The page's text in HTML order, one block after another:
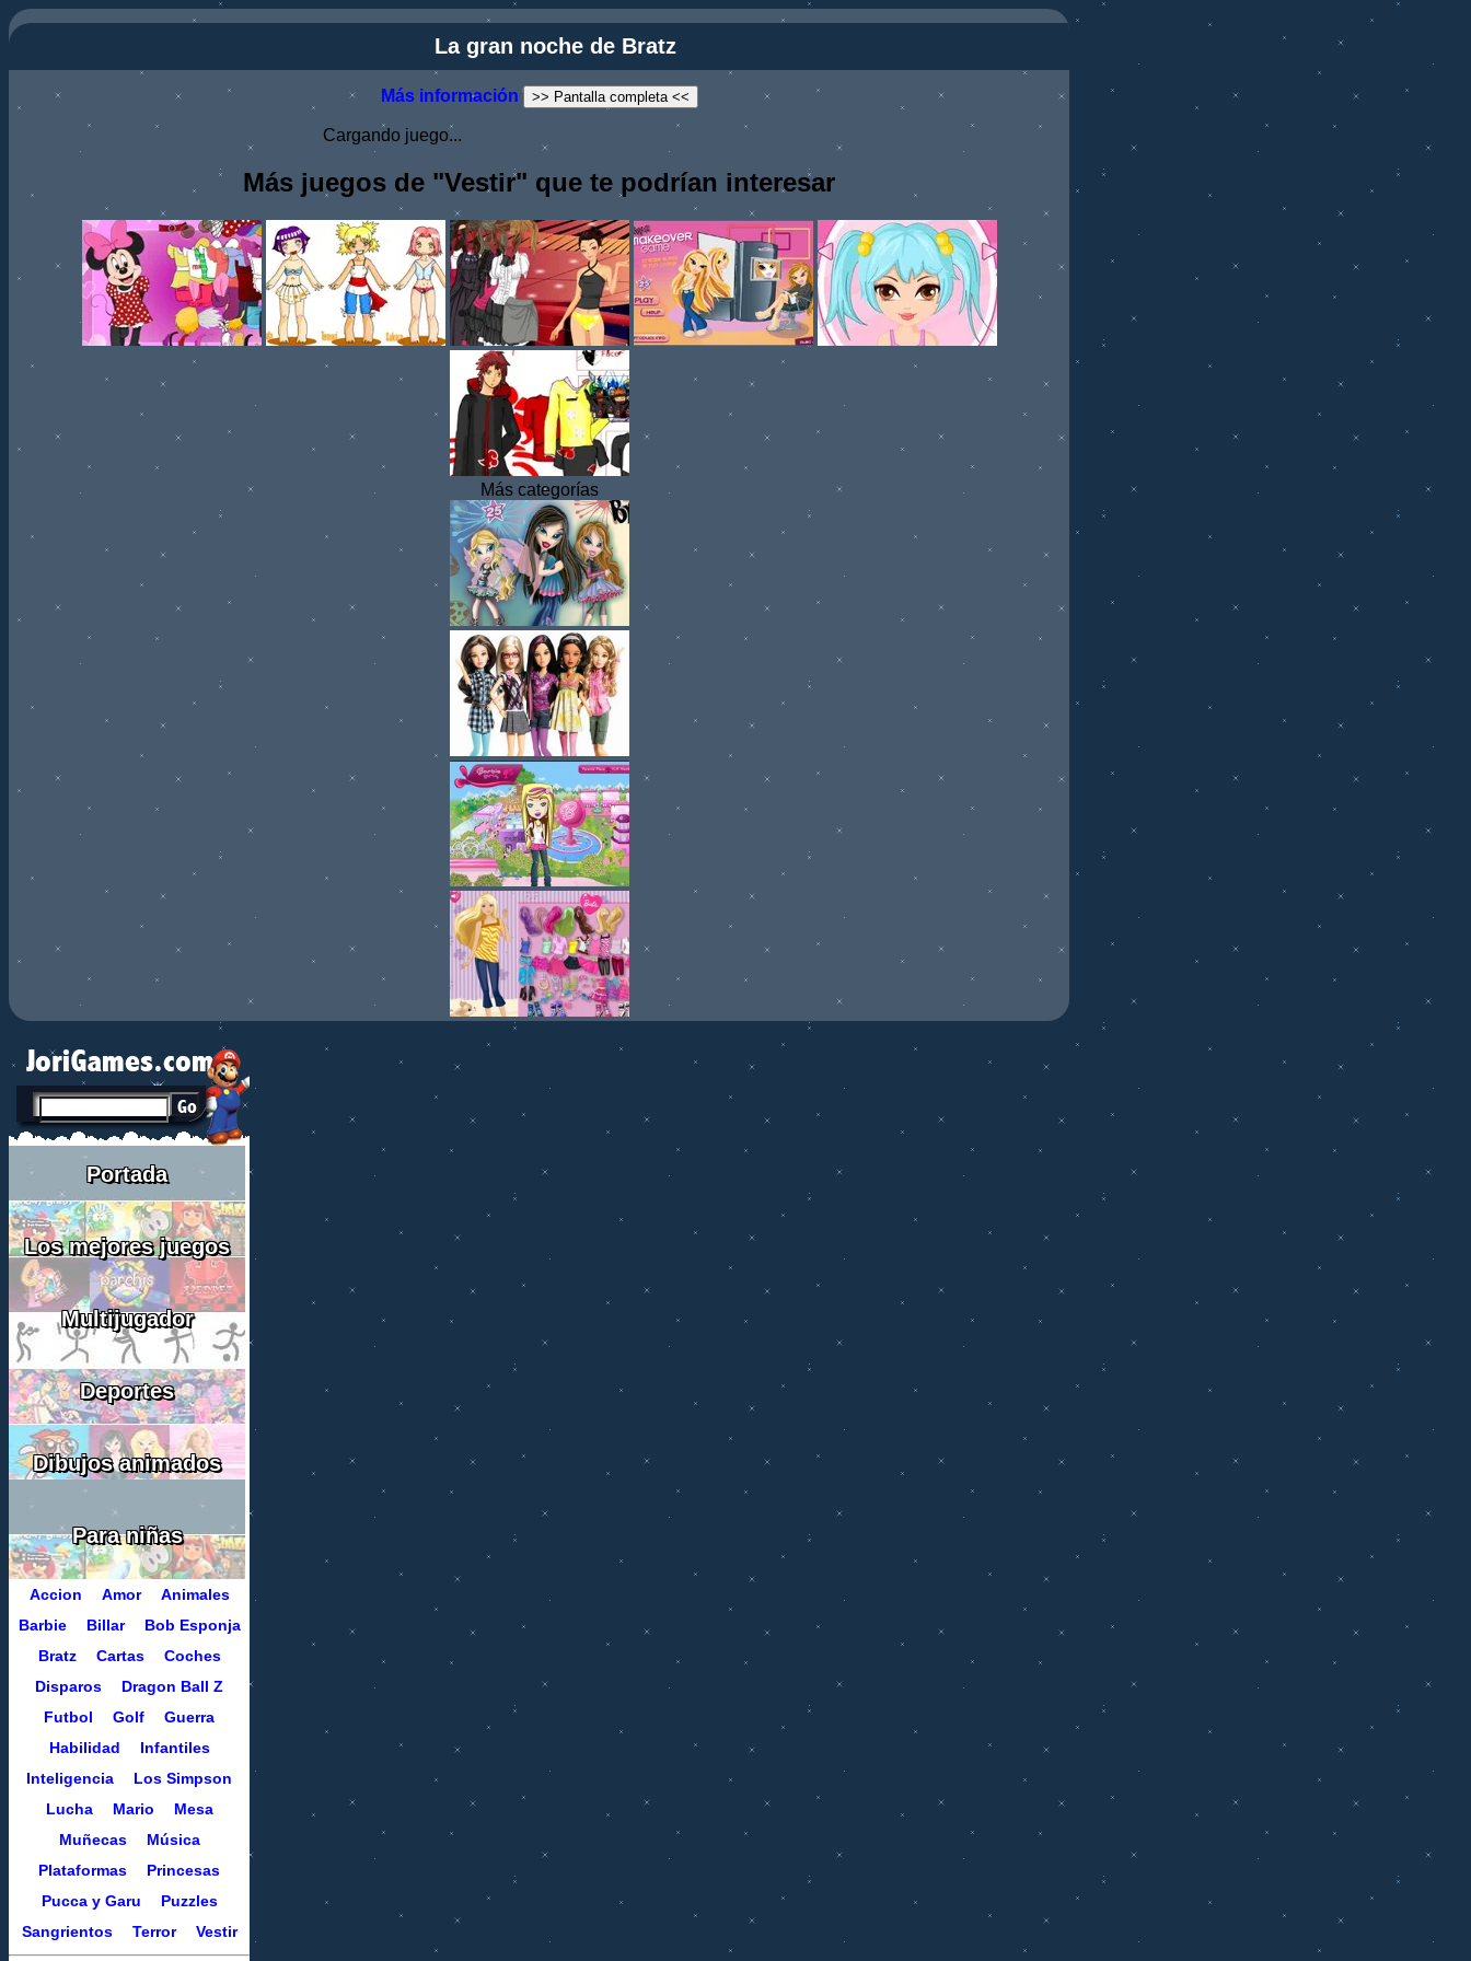
La gran noche de Bratz
Más información >> Pantalla completa <<
Cargando juego...
Más juegos de "Vestir" que te podrían interesar
Más categorías
Portada
Los mejores juegos
Multijugador
Deportes
Dibujos animados
Para niñas
Accion Amor
Animales
Barbie
Billar
Bob Esponja
Bratz
Cartas
Coches
Disparos
Dragon Ball Z
Futbol
Golf
Guerra
Habilidad
Infantiles
Inteligencia
Los Simpson
Lucha
Mario
Mesa
Muñecas
Música
Plataformas
Princesas
Pucca y Garu
Puzzles
Sangrientos
Terror Vestir